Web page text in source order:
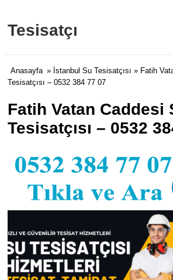
Tesisatçı
Anasayfa » İstanbul Su Tesisatçısı » Fatih
Tesisatçısı – 0532 384 77 07
Fatih Vatan Caddesi
Tesisatçısı – 0532